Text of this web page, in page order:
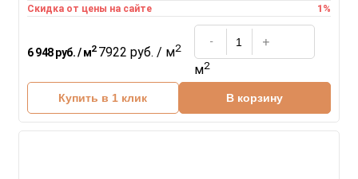
Скидка от цены на сайте 1%
6 948 руб. / м2 7922 руб. / м2
м2
Купить в 1 клик В корзину